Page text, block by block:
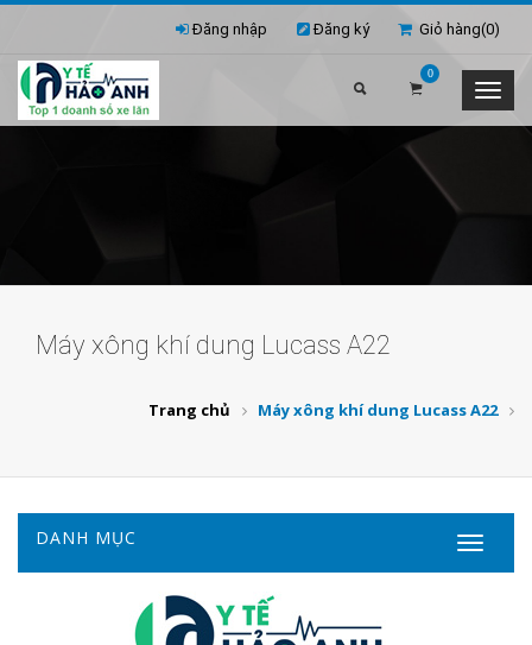
Giỏ hàng(0)
Đăng nhập Đăng ký
0
Máy xông khí dung Lucass A22
Trang chủ Máy xông khí dung Lucass A22
DANH MỤC